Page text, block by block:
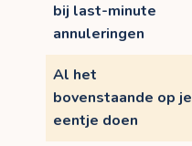
bij last-minute
annuleringen
Al het
bovenstaande op je
eentje doen